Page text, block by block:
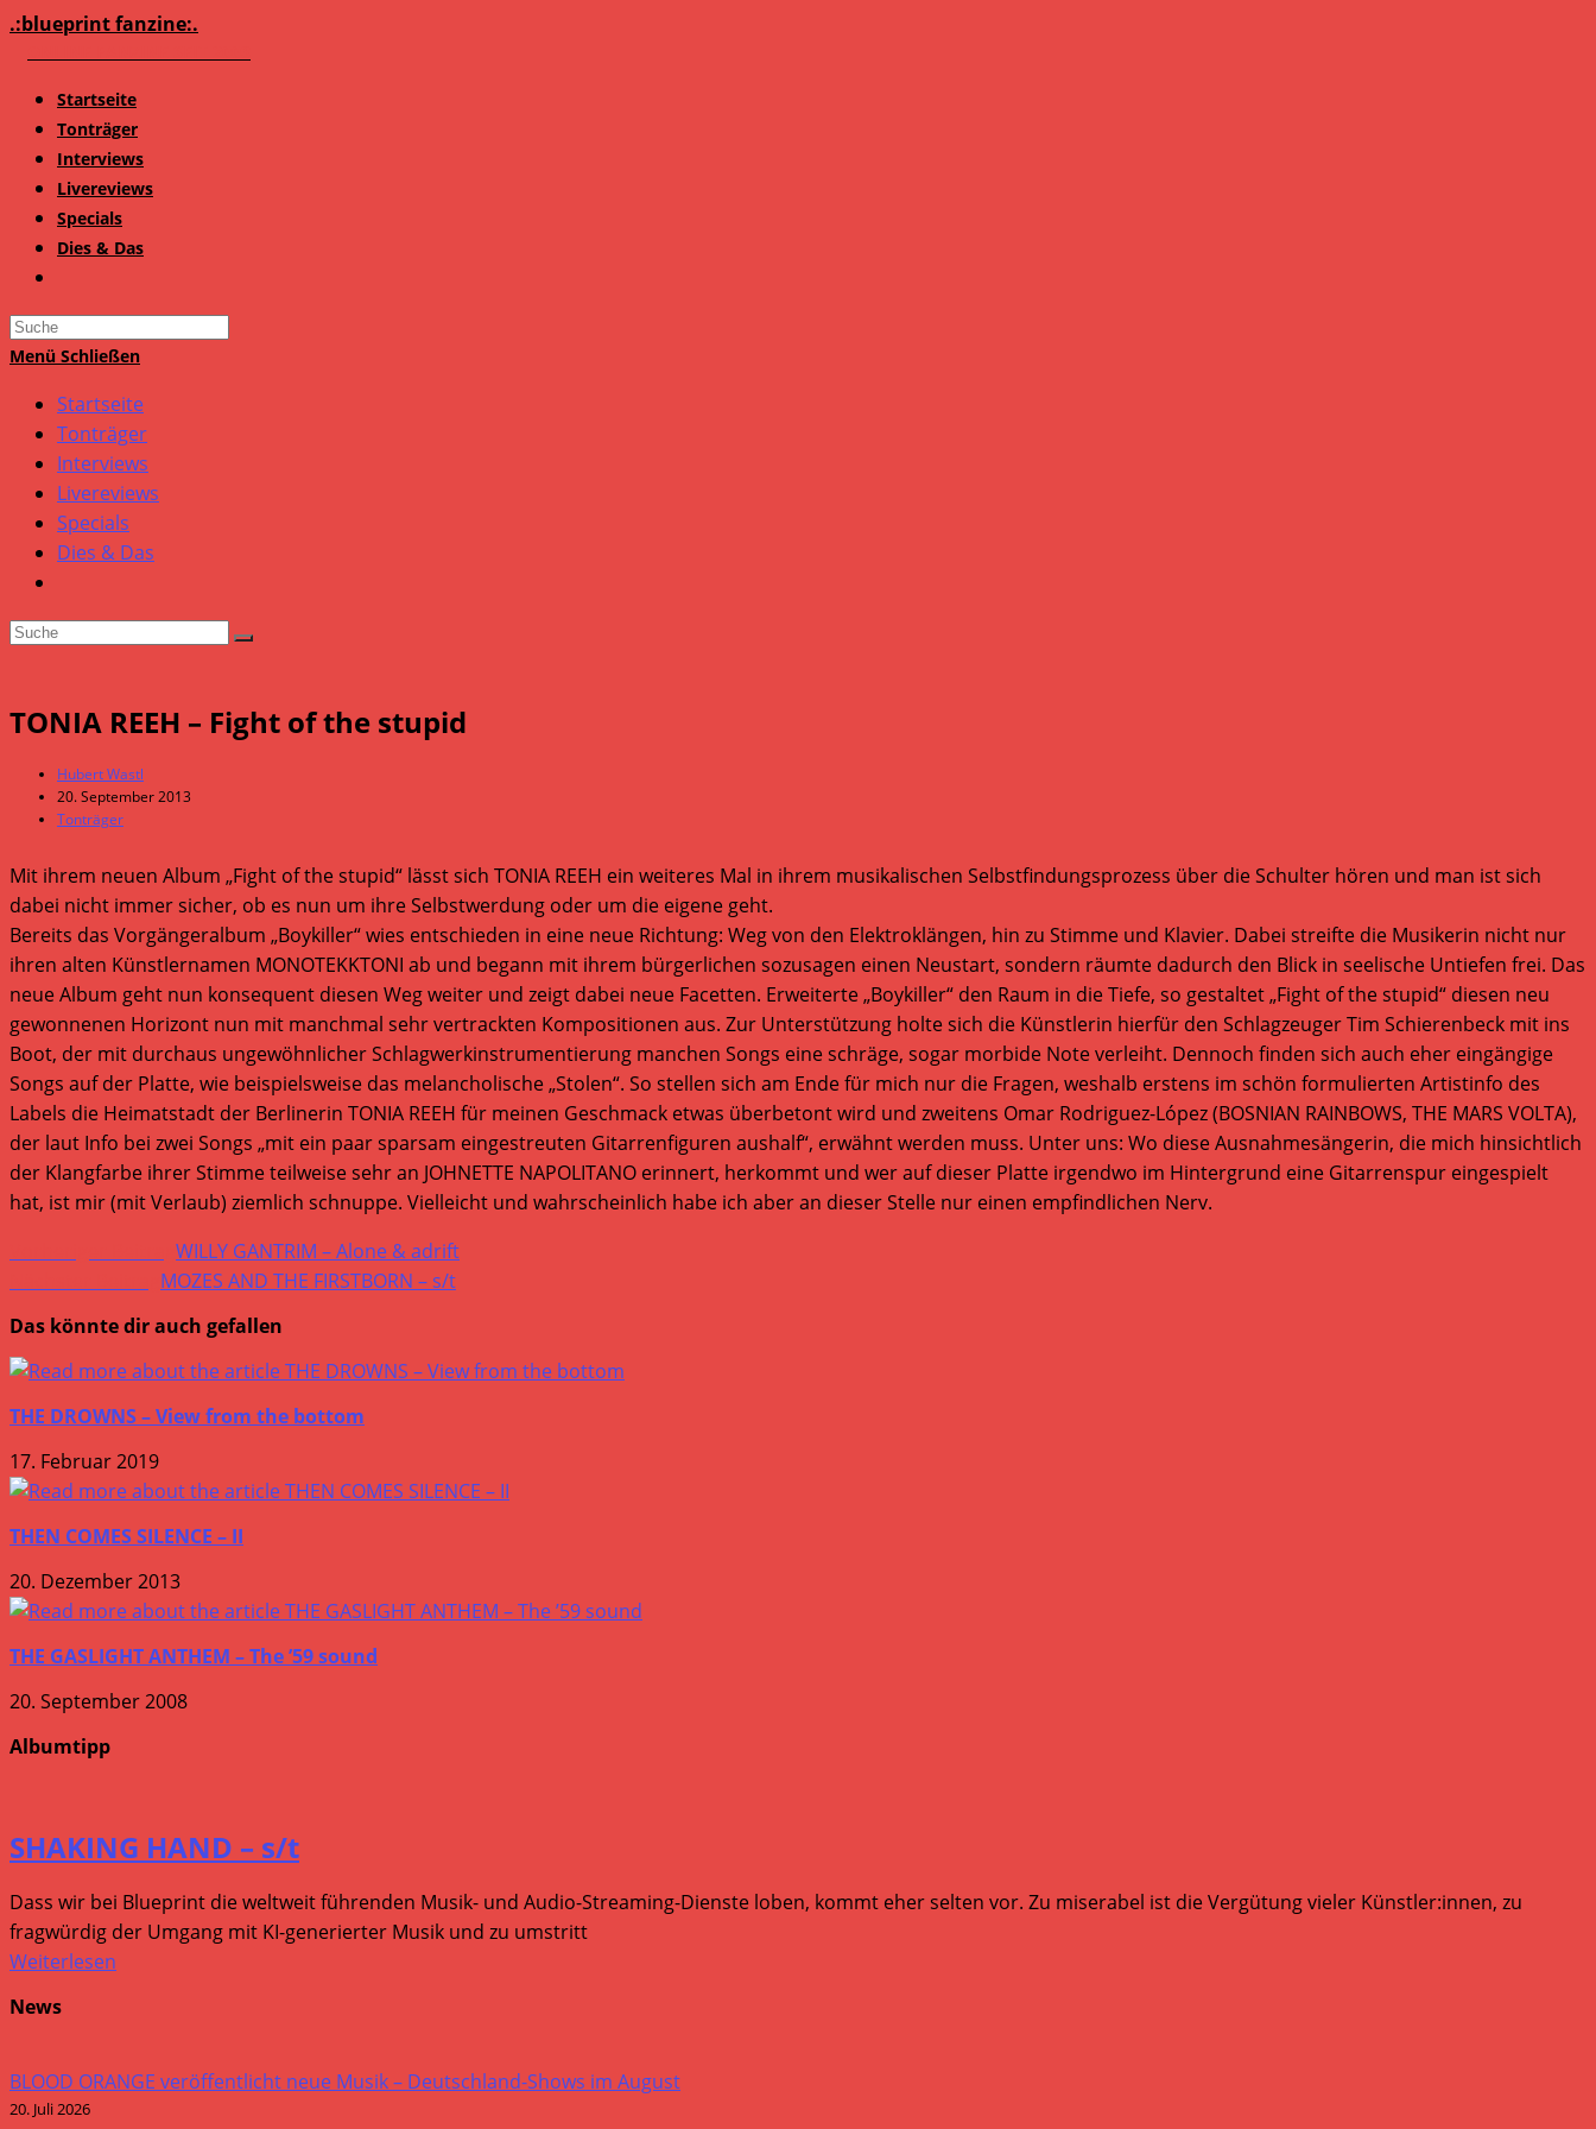
Zum
.:blueprint fanzine:.
Startseite
Tonträger
Interviews
Livereviews
Specials
Dies & Das
Search
this
Menü Schließen
Startseite
Tonträger
Interviews
Livereviews
Specials
Dies & Das
TONIA REEH – Fight of the stupid
Beitrags-
Autor:
Hubert Wastl
Beitrag
veröffentlicht:
20. September 2013
Beitrags-
Tonträger
Mit ihrem neuen Album „Fight of the stupid“ lässt sich TONIA REEH ein weiteres Mal in ihrem musikalischen Selbstfindungsprozess über die Schulter hören und man ist sich
dabei nicht immer sicher, ob es nun um ihre Selbstwerdung oder um die eigene geht.
Bereits das Vorgängeralbum „Boykiller“ wies entschieden in eine neue Richtung: Weg von den Elektroklängen, hin zu Stimme und Klavier. Dabei streifte die Musikerin nicht nur
ihren alten Künstlernamen MONOTEKKTONI ab und begann mit ihrem bürgerlichen sozusagen einen Neustart, sondern räumte dadurch den Blick in seelische Untiefen frei. Das
neue Album geht nun konsequent diesen Weg weiter und zeigt dabei neue Facetten. Erweiterte „Boykiller“ den Raum in die Tiefe, so gestaltet „Fight of the stupid“ diesen neu
gewonnenen Horizont nun mit manchmal sehr vertrackten Kompositionen aus. Zur Unterstützung holte sich die Künstlerin hierfür den Schlagzeuger Tim Schierenbeck mit ins
Boot, der mit durchaus ungewöhnlicher Schlagwerkinstrumentierung manchen Songs eine schräge, sogar morbide Note verleiht. Dennoch finden sich auch eher eingängige
Songs auf der Platte, wie beispielsweise das melancholische „Stolen“. So stellen sich am Ende für mich nur die Fragen, weshalb erstens im schön formulierten Artistinfo des
Labels die Heimatstadt der Berlinerin TONIA REEH für meinen Geschmack etwas überbetont wird und zweitens Omar Rodriguez-López (BOSNIAN RAINBOWS, THE MARS VOLTA),
der laut Info bei zwei Songs „mit ein paar sparsam eingestreuten Gitarrenfiguren aushalf“, erwähnt werden muss. Unter uns: Wo diese Ausnahmesängerin, die mich hinsichtlich
der Klangfarbe ihrer Stimme teilweise sehr an JOHNETTE NAPOLITANO erinnert, herkommt und wer auf dieser Platte irgendwo im Hintergrund eine Gitarrenspur eingespielt
hat, ist mir (mit Verlaub) ziemlich schnuppe. Vielleicht und wahrscheinlich habe ich aber an dieser Stelle nur einen empfindlichen Nerv.
Weitere
Artikel
ansehen
WILLY GANTRIM – Alone & adrift
MOZES AND THE FIRSTBORN – s/t
Das könnte dir auch gefallen
THE DROWNS – View from the bottom
17. Februar 2019
THEN COMES SILENCE – II
20. Dezember 2013
THE GASLIGHT ANTHEM – The ’59 sound
20. September 2008
Albumtipp
SHAKING HAND – s/t
Dass wir bei Blueprint die weltweit führenden Musik- und Audio-Streaming-Dienste loben, kommt eher selten vor. Zu miserabel ist die Vergütung vieler Künstler:innen, zu
fragwürdig der Umgang mit KI-generierter Musik und zu umstritt
Weiterlesen
News
BLOOD ORANGE veröffentlicht neue Musik – Deutschland-Shows im August
20. Juli 2026